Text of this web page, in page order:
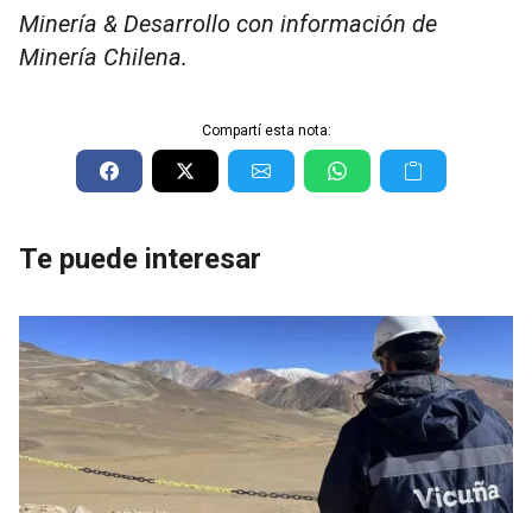
Minería & Desarrollo con información de
Minería Chilena.
Compartí esta nota:
Te puede interesar